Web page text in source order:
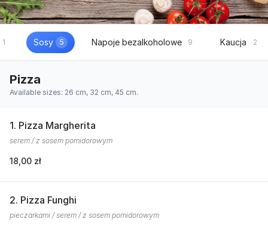
1 Sosy 5 Napoje bezalkoholowe 9 Kaucja 2
Pizza
Available sizes: 26 cm, 32 cm, 45 cm.
1. Pizza Margherita
serem / z sosem pomidorowym
18,00 zł
2. Pizza Funghi
pieczarkami / serem / z sosem pomidorowym